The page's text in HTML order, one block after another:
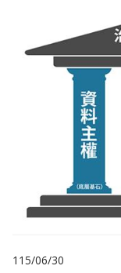
115/06/30